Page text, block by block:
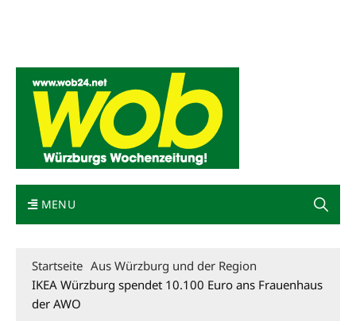
MENU
Startseite Aus Würzburg und der Region
IKEA Würzburg spendet 10.100 Euro ans Frauenhaus
der AWO